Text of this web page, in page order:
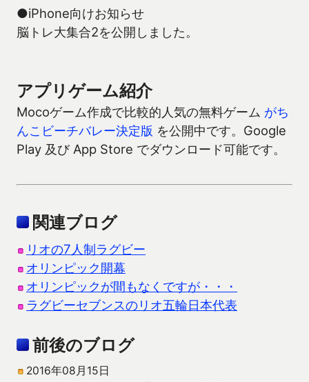
●iPhone向けお知らせ
脳トレ大集合2を公開しました。
アプリゲーム紹介
Mocoゲーム作成で比較的人気の無料ゲーム がち
んこビーチバレー決定版 を公開中です。Google
Play 及び App Store でダウンロード可能です。
関連ブログ
リオの7人制ラグビー
オリンピック開幕
オリンピックが間もなくですが・・・
ラグビーセブンスのリオ五輪日本代表
前後のブログ
2016年08月15日